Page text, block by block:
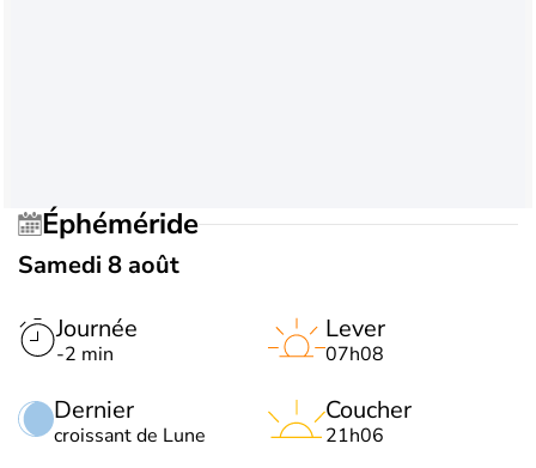
Éphéméride
Samedi 8 août
Journée
-2 min
Dernier
croissant de Lune
Lever
07h08
Coucher
21h06